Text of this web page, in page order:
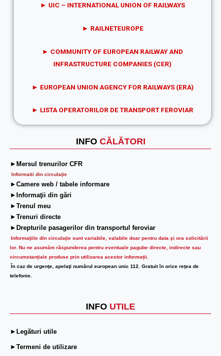
INFO CĂLĂTORI
►Mersul trenurilor CFR
Informatii din circulaţie
►Camere web / tabele informare
►Informaţii din gări
►Trenul meu
►Trenuri directe
►Drepturile pasagerilor din transportul feroviar
Informaţiile din circulaţie sunt variabile, valabile doar pentru data şi ora solicitării
lor. Nu ne asumăm răspunderea pentru eventuale pagube directe, indirecte sau
circumstanțiale produse prin utilizarea acestor informații.
În caz de urgenţe, apelaţi numărul european unic 112. Gratuit în orice reţea de
telefonie.
INFO UTILE
►Legături utile
►Termeni de utilizare
► UIC – INTERNATIONAL UNION OF RAILWAYS
► RAILNETEUROPE
► COMMUNITY OF EUROPEAN RAILWAY AND
INFRASTRUCTURE COMPANIES (CER)
► EUROPEAN UNION AGENCY FOR RAILWAYS (ERA)
► LISTA OPERATORILOR DE TRANSPORT FEROVIAR